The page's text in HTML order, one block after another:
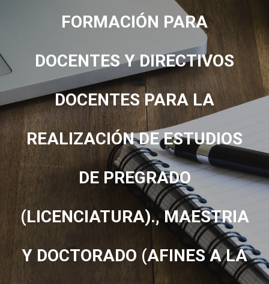
FORMACIÓN PARA
DOCENTES Y DIRECTIVOS
DOCENTES PARA LA
REALIZACIÓN DE ESTUDIOS
DE PREGRADO
(LICENCIATURA)., MAESTRIA
Y DOCTORADO (AFINES A LA